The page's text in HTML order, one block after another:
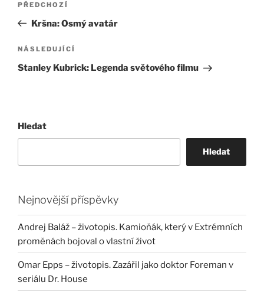
příspěvek
Předchozí
příspěvek
PŘEDCHOZÍ
Kršna: Osmý avatár
Následující
příspěvek
NÁSLEDUJÍCÍ
Stanley Kubrick: Legenda světového filmu
Hledat
Hledat
Nejnovější příspěvky
Andrej Baláž – životopis. Kamioňák, který v Extrémních
proměnách bojoval o vlastní život
Omar Epps – životopis. Zazářil jako doktor Foreman v
seriálu Dr. House